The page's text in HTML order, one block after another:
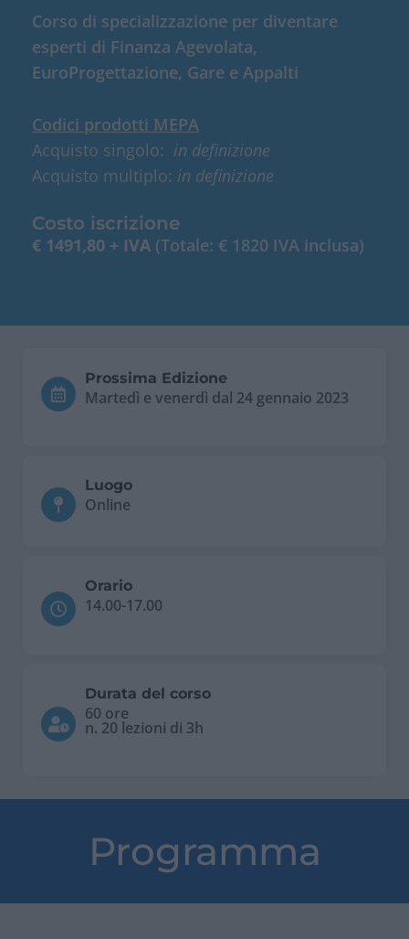
Corso di specializzazione per diventare
esperti di Finanza Agevolata,
EuroProgettazione, Gare e Appalti
Codici prodotti MEPA
Acquisto singolo: in definizione
Acquisto multiplo: in definizione
Costo iscrizione
€ 1491,80 + IVA (Totale: € 1820 IVA inclusa)
Prossima Edizione
Martedì e venerdì dal 24 gennaio 2023
Luogo
Online
Orario
14.00-17.00
Durata del corso
60 ore
n. 20 lezioni di 3h
Programma